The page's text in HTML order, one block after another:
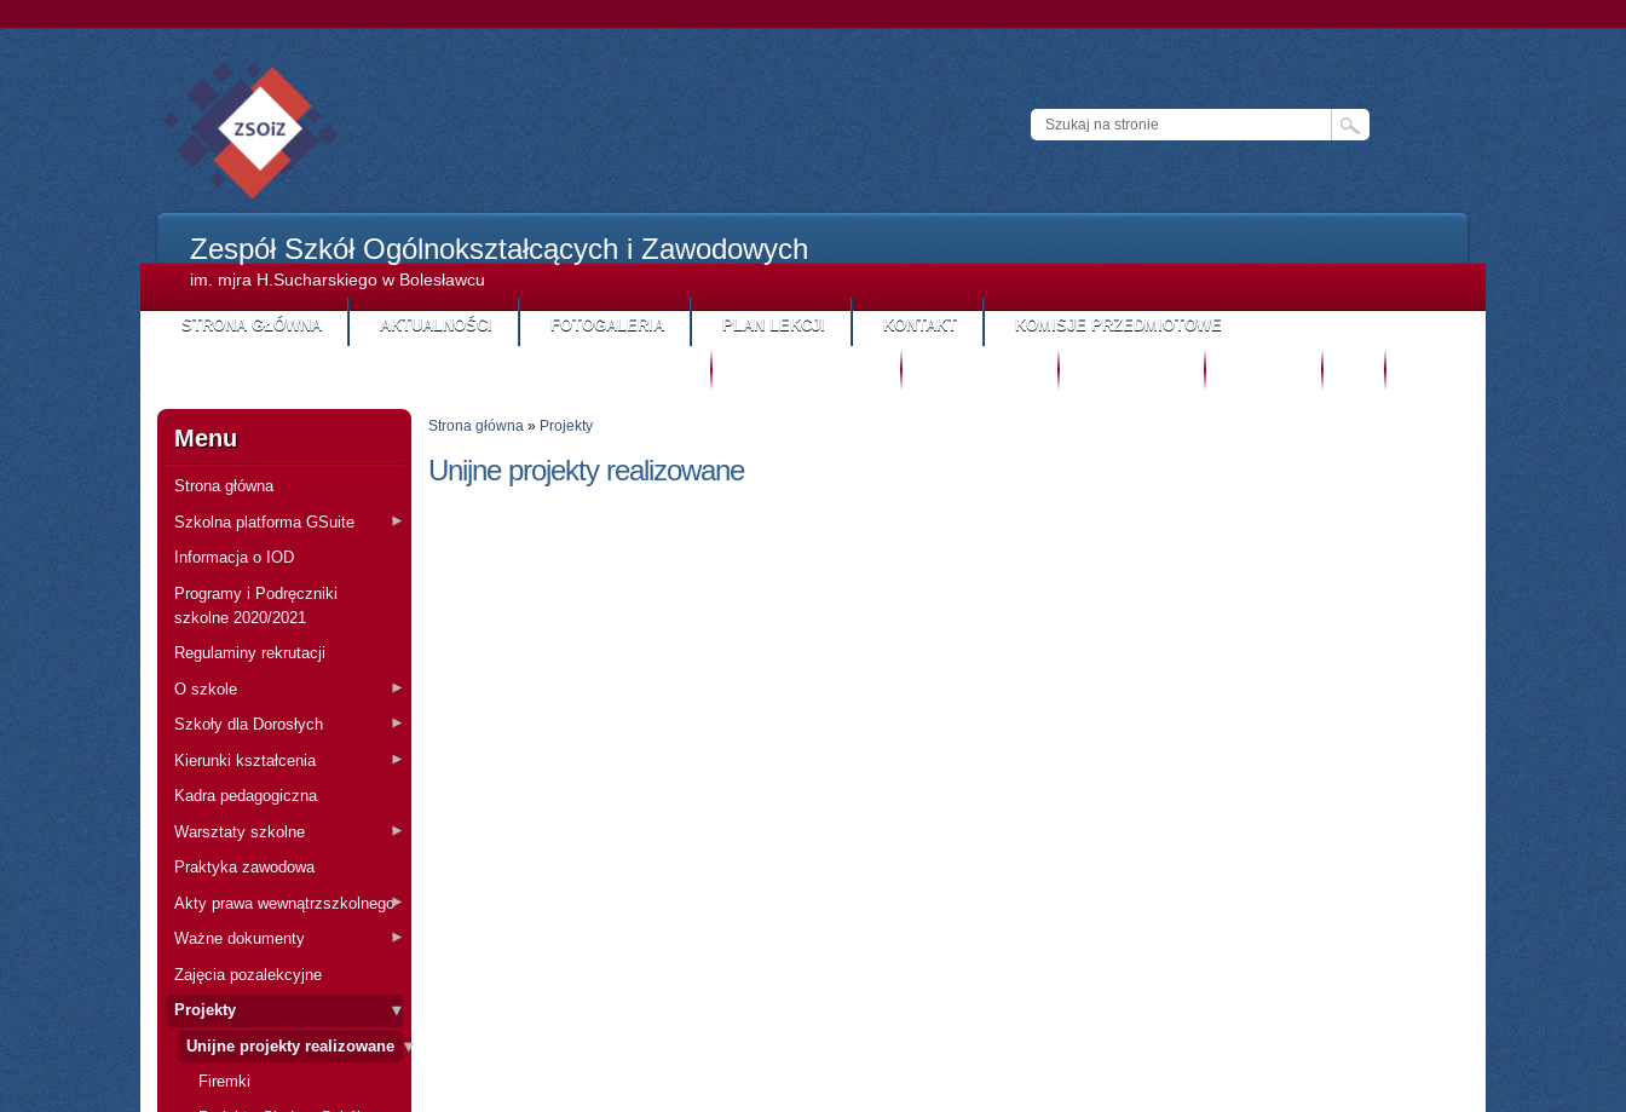
Zespół Szkół Ogólnokształcących i Zawodowych
im. mjra H.Sucharskiego w Bolesławcu
STRONA GŁÓWNA AKTUALNOŚCI FOTOGALERIA PLAN LEKCJI KONTAKT KOMISJE PRZEDMIOTOWE
Menu
Strona główna
Szkolna platforma GSuite
Informacja o IOD
Programy i Podręczniki
szkolne 2020/2021
Regulaminy rekrutacji
O szkole
Szkoły dla Dorosłych
Kierunki kształcenia
Kadra pedagogiczna
Warsztaty szkolne
Praktyka zawodowa
Akty prawa wewnątrzszkolnego
Ważne dokumenty
Zajęcia pozalekcyjne
Projekty
Unijne projekty realizowane
Firemki
Strona główna » Projekty
Unijne projekty realizowane